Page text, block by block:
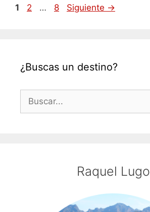
Página
1 Página
2 … Página
8 Siguiente →
¿Buscas un destino?
Buscar:
Raquel Lugo